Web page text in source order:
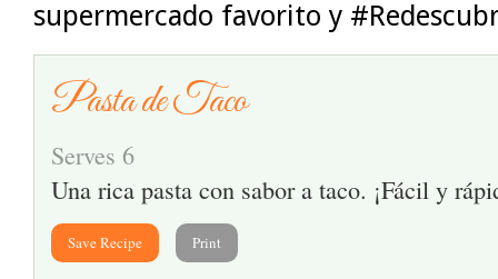
supermercado favorito y
Pasta de Taco
Serves 6
Una rica pasta con sabor a taco. ¡Fácil y
Save Recipe Print